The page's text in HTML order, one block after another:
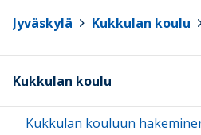
Jyväskylä Kukkulan koulu
Kukkulan koulu
Kukkulan kouluun